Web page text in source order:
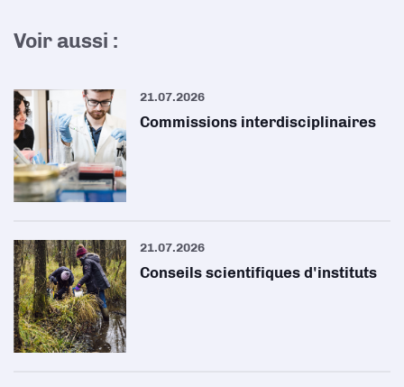
Voir aussi :
21.07.2026
Commissions interdisciplinaires
21.07.2026
Conseils scientifiques d'instituts